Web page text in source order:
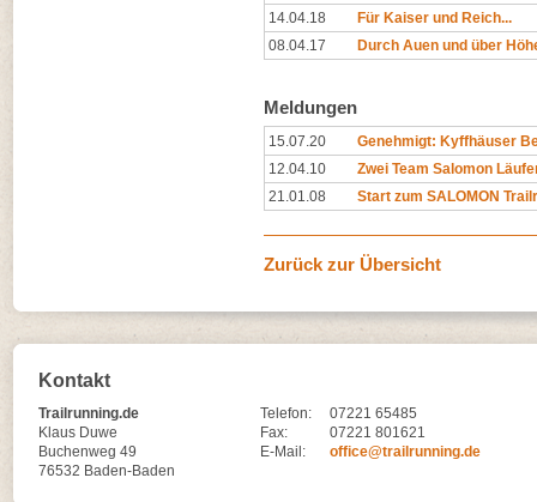
14.04.18
Für Kaiser und Reich...
08.04.17
Durch Auen und über
Meldungen
15.07.20
Genehmigt: Kyffhäuser
12.04.10
Zwei Team Salomon
21.01.08
Start zum SALOMON
Zurück zur Übersicht
Kontakt
Trailrunning.de
Klaus Duwe
Buchenweg 49
76532 Baden-Baden
Telefon:
07221 65485
Fax:
07221 801621
E-Mail:
office@trailrunning.de